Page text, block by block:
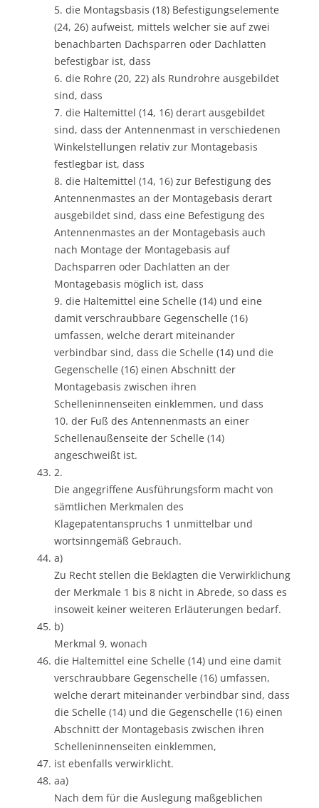
5. die Montagsbasis (18) Befestigungselemente
(24, 26) aufweist, mittels welcher sie auf zwei
benachbarten Dachsparren oder Dachlatten
befestigbar ist, dass
6. die Rohre (20, 22) als Rundrohre ausgebildet
sind, dass
7. die Haltemittel (14, 16) derart ausgebildet
sind, dass der Antennenmast in verschiedenen
Winkelstellungen relativ zur Montagebasis
festlegbar ist, dass
8. die Haltemittel (14, 16) zur Befestigung des
Antennenmastes an der Montagebasis derart
ausgebildet sind, dass eine Befestigung des
Antennenmastes an der Montagebasis auch
nach Montage der Montagebasis auf
Dachsparren oder Dachlatten an der
Montagebasis möglich ist, dass
9. die Haltemittel eine Schelle (14) und eine
damit verschraubbare Gegenschelle (16)
umfassen, welche derart miteinander
verbindbar sind, dass die Schelle (14) und die
Gegenschelle (16) einen Abschnitt der
Montagebasis zwischen ihren
Schelleninnenseiten einklemmen, und dass
10. der Fuß des Antennenmasts an einer
Schellenaußenseite der Schelle (14)
angeschweißt ist.
2.
Die angegriffene Ausführungsform macht von
sämtlichen Merkmalen des
Klagepatentanspruchs 1 unmittelbar und
wortsinngemäß Gebrauch.
a)
Zu Recht stellen die Beklagten die Verwirklichung
der Merkmale 1 bis 8 nicht in Abrede, so dass es
insoweit keiner weiteren Erläuterungen bedarf.
b)
Merkmal 9, wonach
die Haltemittel eine Schelle (14) und eine damit
verschraubbare Gegenschelle (16) umfassen,
welche derart miteinander verbindbar sind, dass
die Schelle (14) und die Gegenschelle (16) einen
Abschnitt der Montagebasis zwischen ihren
Schelleninnenseiten einklemmen,
ist ebenfalls verwirklicht.
aa)
Nach dem für die Auslegung maßgeblichen